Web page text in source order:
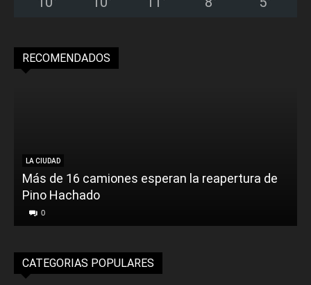
RECOMENDADOS
LA CIUDAD
Más de 16 camiones esperan la reapertura de
Pino Hachado
0
CATEGORIAS POPULARES